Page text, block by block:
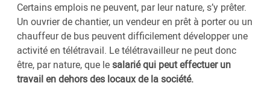
Certains emplois ne peuvent, par leur nature, s’y prêter.
Un ouvrier de chantier, un vendeur en prêt à porter ou un
chauffeur de bus peuvent difficilement développer une
activité en télétravail. Le télétravailleur ne peut donc
être, par nature, que le salarié qui peut effectuer un
travail en dehors des locaux de la société.